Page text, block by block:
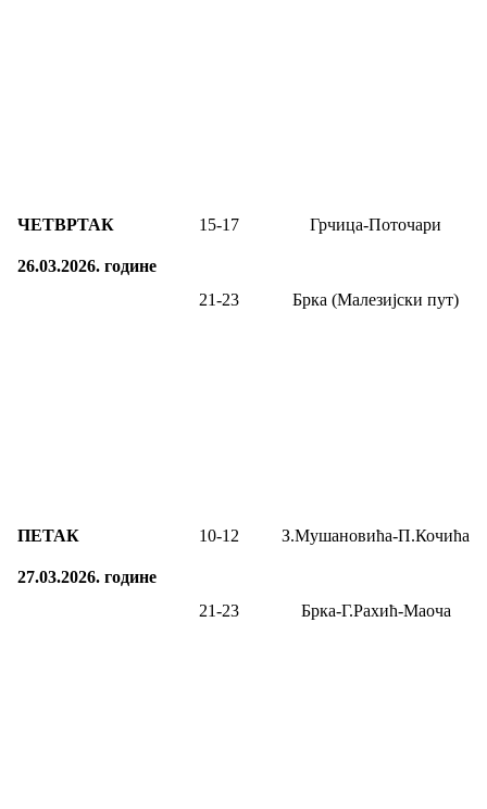
ЧЕТВРТАК
26.03.2026. године
15-17 Грчица-Поточари
21-23 Брка (Малезијски пут)
ПЕТАК
27.03.2026. године
10-12 З.Мушановића-П.Кочића
21-23 Брка-Г.Рахић-Маоча